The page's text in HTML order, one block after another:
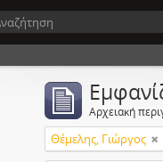
Αρχειακή
Θέμελης, Γιώργος